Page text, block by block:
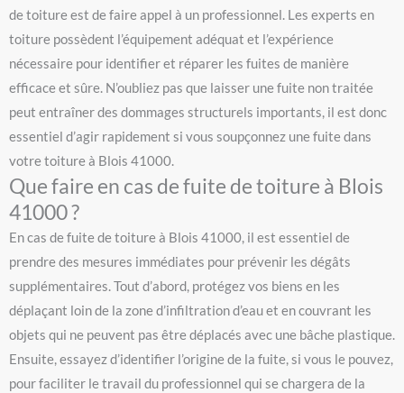
de toiture est de faire appel à un professionnel. Les experts en
toiture possèdent l’équipement adéquat et l’expérience
nécessaire pour identifier et réparer les fuites de manière
efficace et sûre. N’oubliez pas que laisser une fuite non traitée
peut entraîner des dommages structurels importants, il est donc
essentiel d’agir rapidement si vous soupçonnez une fuite dans
votre toiture à Blois 41000.
Que faire en cas de fuite de toiture à Blois
41000 ?
En cas de fuite de toiture à Blois 41000, il est essentiel de
prendre des mesures immédiates pour prévenir les dégâts
supplémentaires. Tout d’abord, protégez vos biens en les
déplaçant loin de la zone d’infiltration d’eau et en couvrant les
objets qui ne peuvent pas être déplacés avec une bâche plastique.
Ensuite, essayez d’identifier l’origine de la fuite, si vous le pouvez,
pour faciliter le travail du professionnel qui se chargera de la